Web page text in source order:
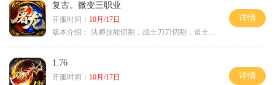
复古。微变三职业
开服时间： 10月/17日
版本介绍： 法师技能切割，战士刀刀切割，道士宠物秒怪
详情
1.76
开服时间： 10月/17日
详情